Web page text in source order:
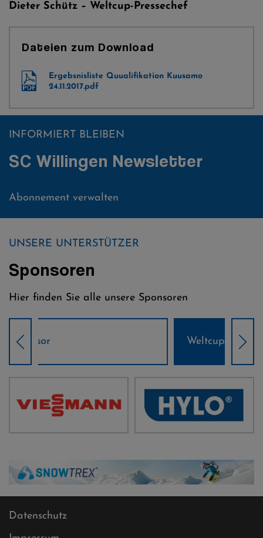
Dieter Schütz – Weltcup-Pressechef
Dateien zum Download
Ergebsnisliste Quualifikation Kuusamo
24.11.2017.pdf
INFORMIERT BLEIBEN
SC Willingen Newsletter
Abonnement verwalten
UNSERE UNTERSTÜTZER
Sponsoren
Hier finden Sie alle unsere Sponsoren